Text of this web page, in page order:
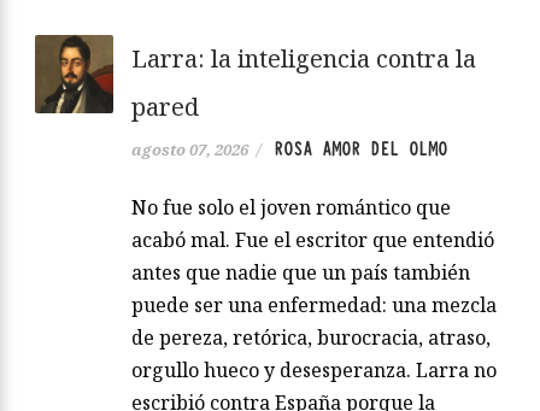
Larra: la inteligencia contra la
pared
agosto 07, 2026 / ROSA AMOR DEL OLMO
No fue solo el joven romántico que
acabó mal. Fue el escritor que entendió
antes que nadie que un país también
puede ser una enfermedad: una mezcla
de pereza, retórica, burocracia, atraso,
orgullo hueco y desesperanza. Larra no
escribió contra España porque la